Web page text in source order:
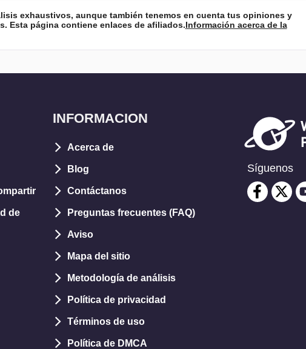
exhaustivos, aunque también tenemos en cuenta tus opiniones y
Esta página contiene enlaces de afiliados.Información acerca de la
de
INFORMACION
Acerca de
Blog
Contáctanos
Preguntas frecuentes (FAQ)
Aviso
Mapa del sitio
Metodología de análisis
Política de privacidad
Términos de uso
Política de DMCA
Síguenos